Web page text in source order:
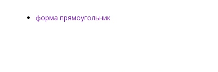
форма прямоугольник